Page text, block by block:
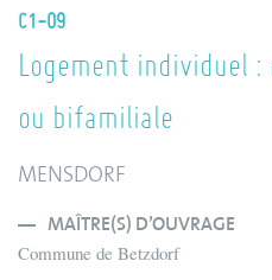
C1-09
Logement individuel
ou bifamiliale
MENSDORF
MAÎTRE(S) D’OUVRAGE
Commune de Betzdorf